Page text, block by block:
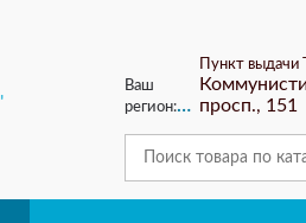
Ваш
регион:
Пункт выдачи
просп., 151
ЗАКАЗ